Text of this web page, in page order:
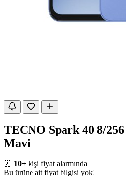
TECNO Spark 40 8/
Mavi
⏰ 10+ kişi fiyat alarmında
Bu ürüne ait fiyat bilgisi yok!